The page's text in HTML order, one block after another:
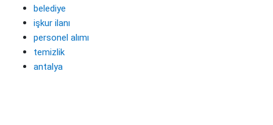
belediye
işkur ilanı
personel alımı
temizlik
antalya